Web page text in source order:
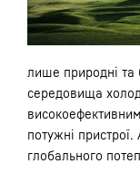
лише природні та
середовища
потужні
глобального